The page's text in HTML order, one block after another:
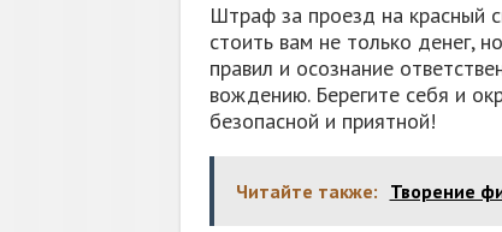
Штраф за проезд на красный
стоить вам не только денег,
правил и осознание
вождению. Берегите себя и
безопасной и приятной!
Читайте также: Творение